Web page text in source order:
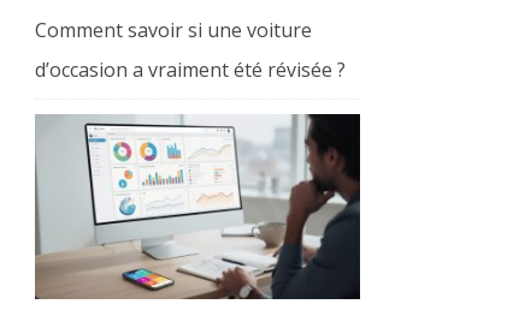
Comment savoir si une voiture
d’occasion a vraiment été révisée ?